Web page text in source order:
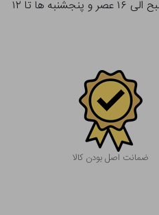
ضمانت اصل بودن کالا